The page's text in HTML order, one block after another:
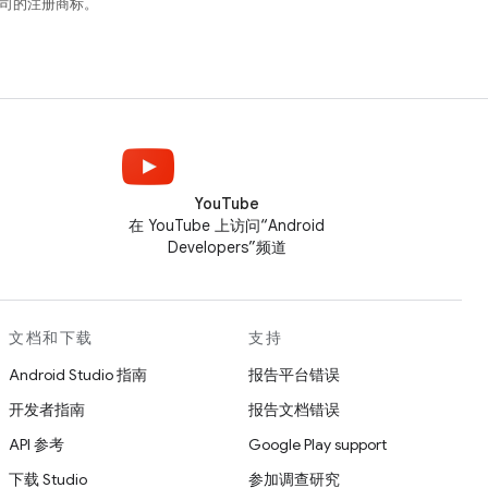
的注册商标。
YouTube
在 YouTube 上访问“Android
Developers”频道
文档和下载
Android Studio 指南
开发者指南
API 参考
下载 Studio
支持
报告平台错误
报告文档错误
Google Play support
参加调查研究